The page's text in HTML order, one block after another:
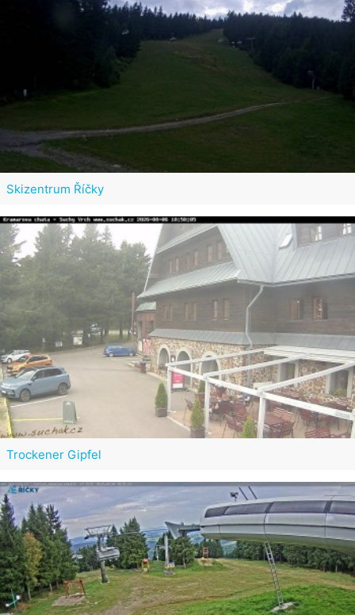
Skizentrum Říčky
Trockener Gipfel